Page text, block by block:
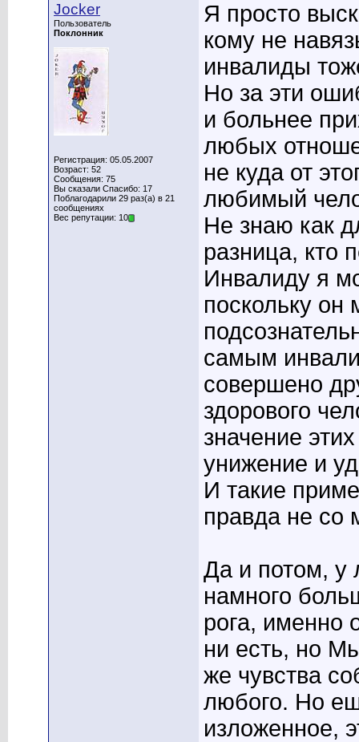
Jocker
Пользователь
Поклонник
Регистрация: 05.05.2007
Возраст: 52
Сообщения: 75
Вы сказали Спасибо: 17
Поблагодарили 29 раз(а) в 21
сообщениях
Вес репутации: 10
Я просто
кому не
инвалиды
Но за эти
и больнее
любых
не куда от
любимый
Не знаю как
разница, кто
Инвалиду я
поскольку он
самым
совершено
здорового
значение
унижение и
И такие
правда не со
Да и потом, у
намного
рога, именно
ни есть, но
же чувства
любого. Но
изложенное,